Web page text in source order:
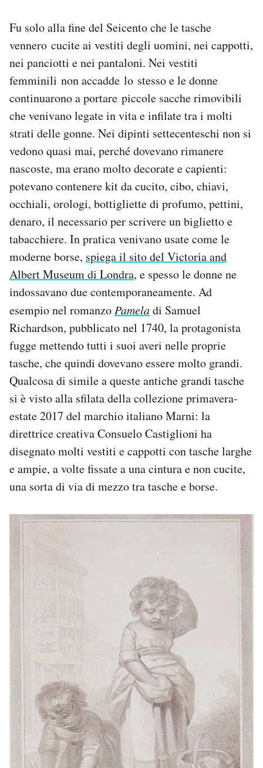
Fu solo alla fine del Seicento che le tasche
vennero cucite ai vestiti degli uomini, nei cappotti,
nei panciotti e nei pantaloni. Nei vestiti
femminili non accadde lo stesso e le donne
continuarono a portare piccole sacche rimovibili
che venivano legate in vita e infilate tra i molti
strati delle gonne. Nei dipinti settecenteschi non si
vedono quasi mai, perché dovevano rimanere
nascoste, ma erano molto decorate e capienti:
potevano contenere kit da cucito, cibo, chiavi,
occhiali, orologi, bottigliette di profumo, pettini,
denaro, il necessario per scrivere un biglietto e
tabacchiere. In pratica venivano usate come le
moderne borse, spiega il sito del Victoria and
Albert Museum di Londra, e spesso le donne ne
indossavano due contemporaneamente. Ad
esempio nel romanzo Pameladi Samuel
Richardson, pubblicato nel 1740, la protagonista
fugge mettendo tutti i suoi averi nelle proprie
tasche, che quindi dovevano essere molto grandi.
Qualcosa di simile a queste antiche grandi tasche
si è visto alla sfilata della collezione primavera-
estate 2017 del marchio italiano Marni: la
direttrice creativa Consuelo Castiglioni ha
disegnato molti vestiti e cappotti con tasche larghe
e ampie, a volte fissate a una cintura e non cucite,
una sorta di via di mezzo tra tasche e borse.